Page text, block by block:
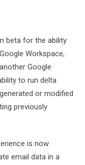
beta for the ability
Workspace,
Google
to run delta
or modified
previously
is now
email data in a